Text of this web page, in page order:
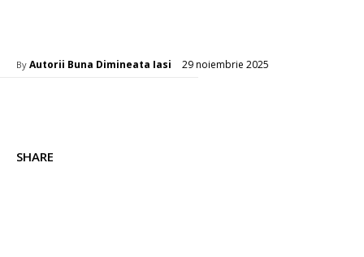
By Autorii Buna Dimineata Iasi 29 noiembrie 2025
SHARE